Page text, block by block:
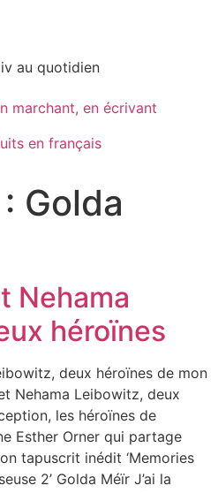
au quotidien
marchant, en écrivant
en français
Golda
Nehama
héroïnes
deux héroïnes de mon
Nehama Leibowitz, deux
les héroïnes de
Esther Orner qui partage
tapuscrit inédit ‘Memories
2’ Golda Méïr J’ai la